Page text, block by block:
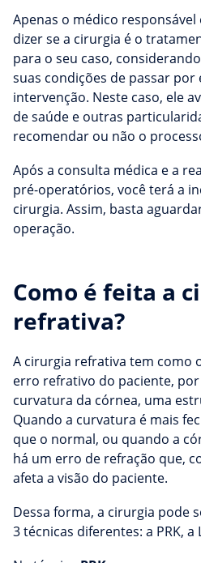
Apenas o médico
dizer se a cirurgia é o
para o seu caso,
suas condições de passar por
intervenção. Neste caso, ele
de saúde e outras
recomendar ou não o
Após a consulta médica e a
pré-operatórios, você terá a
cirurgia. Assim, basta
operação.
Como é feita a
refrativa?
A cirurgia refrativa tem como
erro refrativo do paciente,
curvatura da córnea, uma
Quando a curvatura é mais
que o normal, ou quando a
há um erro de refração que,
afeta a visão do paciente.
Dessa forma, a cirurgia pode
3 técnicas diferentes: a PRK, a